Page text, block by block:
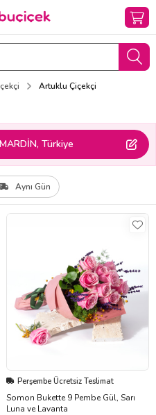
Artuklu Çiçekçi
Türkiye
Aynı Gün
Perşembe Ücretsiz Teslimat
Somon Bukette 9 Pembe Gül, Sarı
Luna ve Lavanta